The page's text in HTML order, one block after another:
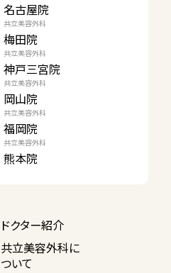
名古屋院
共立美容外科
梅田院
共立美容外科
神戸三宮院
共立美容外科
岡山院
共立美容外科
福岡院
共立美容外科
熊本院
ドクター紹介
共立美容外科に
ついて